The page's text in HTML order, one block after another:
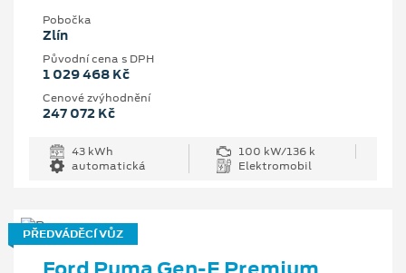
Pobočka
Zlín
Původní cena s DPH
1 029 468 Kč
Cenové zvýhodnění
247 072 Kč
43 kWh
100 kW/136 k
automatická
Elektromobil
PŘEDVÁDĚCÍ VŮZ